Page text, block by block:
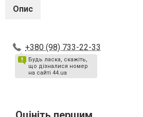
Опис
+380 (98) 733-22-33
Будь ласка, скажіть,
що дізналися номер
на сайті 44.ua